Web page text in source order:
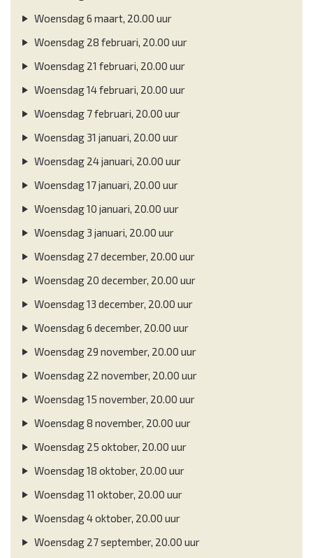
Woensdag 6 maart, 20.00 uur
Woensdag 28 februari, 20.00 uur
Woensdag 21 februari, 20.00 uur
Woensdag 14 februari, 20.00 uur
Woensdag 7 februari, 20.00 uur
Woensdag 31 januari, 20.00 uur
Woensdag 24 januari, 20.00 uur
Woensdag 17 januari, 20.00 uur
Woensdag 10 januari, 20.00 uur
Woensdag 3 januari, 20.00 uur
Woensdag 27 december, 20.00 uur
Woensdag 20 december, 20.00 uur
Woensdag 13 december, 20.00 uur
Woensdag 6 december, 20.00 uur
Woensdag 29 november, 20.00 uur
Woensdag 22 november, 20.00 uur
Woensdag 15 november, 20.00 uur
Woensdag 8 november, 20.00 uur
Woensdag 25 oktober, 20.00 uur
Woensdag 18 oktober, 20.00 uur
Woensdag 11 oktober, 20.00 uur
Woensdag 4 oktober, 20.00 uur
Woensdag 27 september, 20.00 uur